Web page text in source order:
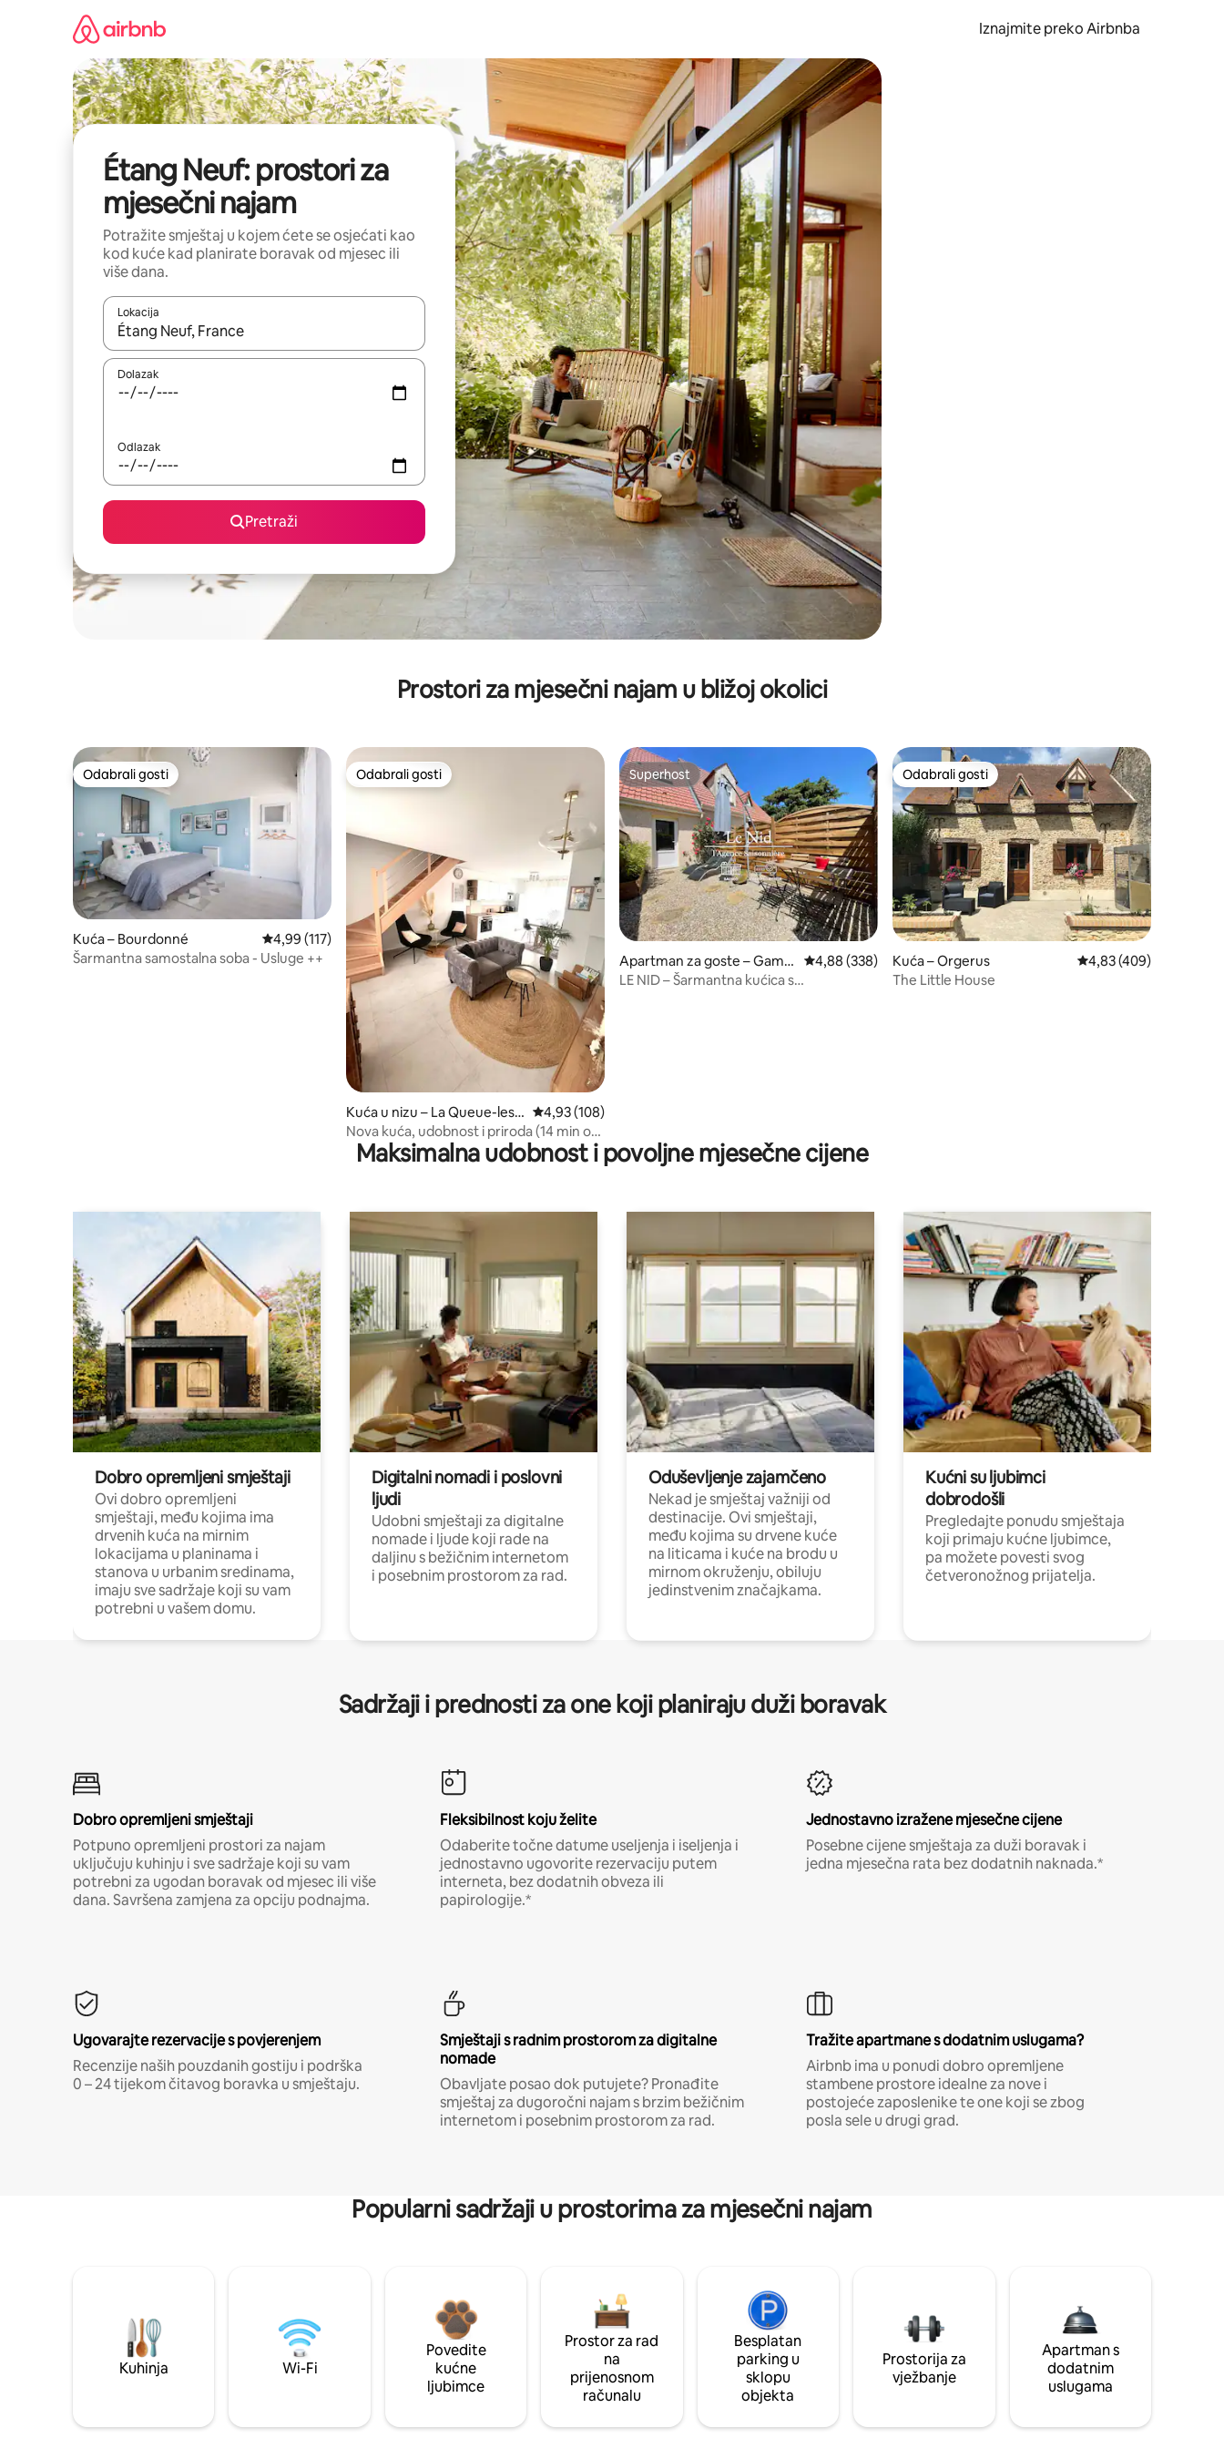
Iznajmite preko Airbnba
Étang Neuf: prostori za
mjesečni najam
Potražite smještaj u kojem ćete se osjećati kao
kod kuće kad planirate boravak od mjesec ili
više dana.
Lokacija
Kada budu dostupni rezultati, moći ćete ih pregledati koristeći se strelicama prema gore i prema dolje, kao i dodirom ili prelaskom prstom po zaslonu.
Dolazak
Odlazak
Pretraži
Prostori za mjesečni najam u bližoj okolici
Odabrali gosti
Odabrali gosti
Kuća – Bourdonné Prosječna ocjena: 4,99/5, recenzija: 117
4,99 (117)
Šarmantna samostalna soba - Usluge ++
Odabrali gosti
Odabrali gosti
Kuća u nizu – La Queue-les-
Yvelines
Prosječna ocjena: 4,93/5, recenzija: 108
4,93 (108)
Nova kuća, udobnost i priroda (14 min od
zoološkog vrta)
Superhost
Superhost
Apartman za goste – Gamb
ais
Prosječna ocjena: 4,88/5, recenzija: 338
4,88 (338)
LE NID – Šarmantna kućica s
Odabrali gosti
Odabrali gosti
Kuća – Orgerus Prosječna ocjena:
4,83 (409)
The Little House
Maksimalna udobnost i povoljne mjesečne cijene
Dobro opremljeni smještaji
Ovi dobro opremljeni
smještaji, među kojima ima
drvenih kuća na mirnim
lokacijama u planinama i
stanova u urbanim sredinama,
imaju sve sadržaje koji su vam
potrebni u vašem domu.
Digitalni nomadi i poslovni
ljudi
Udobni smještaji za digitalne
nomade i ljude koji rade na
daljinu s bežičnim internetom
i posebnim prostorom za rad.
Oduševljenje zajamčeno
Nekad je smještaj važniji od
destinacije. Ovi smještaji,
među kojima su drvene kuće
na liticama i kuće na brodu u
mirnom okruženju, obiluju
jedinstvenim značajkama.
Kućni su ljubimci
dobrodošli
Pregledajte ponudu smještaja
koji primaju kućne ljubimce,
pa možete povesti svog
četveronožnog prijatelja.
Sadržaji i prednosti za one koji planiraju duži boravak
Dobro opremljeni smještaji
Potpuno opremljeni prostori za najam
uključuju kuhinju i sve sadržaje koji su vam
potrebni za ugodan boravak od mjesec ili više
dana. Savršena zamjena za opciju podnajma.
Fleksibilnost koju želite
Odaberite točne datume useljenja i iseljenja i
jednostavno ugovorite rezervaciju putem
interneta, bez dodatnih obveza ili
papirologije.*
Jednostavno izražene mjesečne cijene
Posebne cijene smještaja za duži boravak i
jedna mjesečna rata bez dodatnih naknada.*
Ugovarajte rezervacije s povjerenjem
Recenzije naših pouzdanih gostiju i podrška
0 – 24 tijekom čitavog boravka u smještaju.
Smještaji s radnim prostorom za digitalne
nomade
Obavljate posao dok putujete? Pronađite
smještaj za dugoročni najam s brzim bežičnim
internetom i posebnim prostorom za rad.
Tražite apartmane s dodatnim uslugama?
Airbnb ima u ponudi dobro opremljene
stambene prostore idealne za nove i
postojeće zaposlenike te one koji se zbog
posla sele u drugi grad.
Popularni sadržaji u prostorima za mjesečni najam
Kuhinja Wi-Fi
Povedite
kućne
ljubimce
Prostor za rad
na
prijenosnom
računalu
Besplatan
parking u
sklopu
objekta
Prostorija za
vježbanje
Apartman s
dodatnim
uslugama